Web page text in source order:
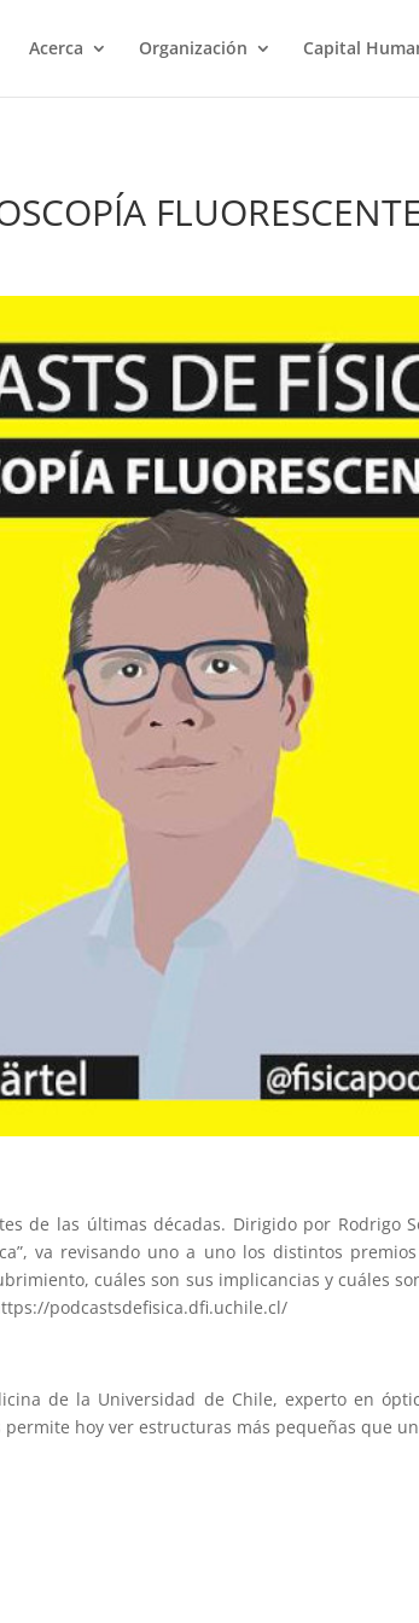
Acerca Organización Capital
FLUORESCENTE
de las últimas décadas. Dirigido por Rodrigo
va revisando uno a uno los distintos
cuáles son sus implicancias y cuáles
podcastsdefisica.dfi.uchile.cl/
de la Universidad de Chile, experto en
hoy ver estructuras más pequeñas que